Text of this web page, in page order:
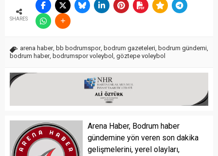
SHARES
arena haber, bb bodrumspor, bodrum gazeteleri, bodrum gündemi,
bodrum haber, bodrumspor voleybol , göztepe voleybol
Arena Haber, Bodrum haber
gündemine yön veren son dakika
gelişmelerini, yerel olayları,